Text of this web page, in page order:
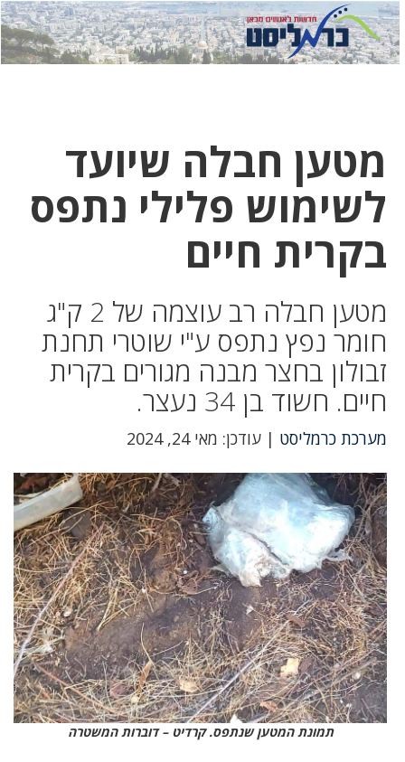
לחץ
כאן
לחץ
כדי
מטען חבלה שיועד
לשימוש פלילי נתפס
בקרית חיים
מטען חבלה רב עוצמה של 2 ק"ג
חומר נפץ נתפס ע"י שוטרי תחנת
זבולון בחצר מבנה מגורים בקרית
חיים. חשוד בן 34 נעצר.
מערכת כרמליסט | עודכן: מאי 24, 2024
תמונת המטען שנתפס. קרדיט – דוברות המשטרה